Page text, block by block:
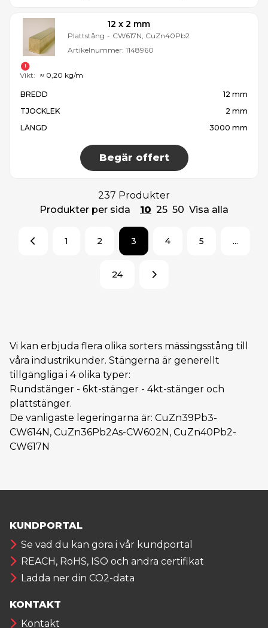
12 x 2 mm
Plattstång - CW617N, CuZn40Pb2
Artikelnummer: 1148960
BREDD
12 mm
TJOCKLEK
2 mm
LÄNGD
3000 mm
Begär offert
Vikt: ≈ 0,20 kg/m
237 Produkter
Produkter per sida
10 25 50 Visa alla
1 2 3 4 5 ...
24
Vi kan erbjuda flera olika sorters mässingsstång till
våra industrikunder. Stängerna är generellt
tillgängliga i 4 olika typer:
Rundstänger - 6kt-stänger - 4kt-stänger och
plattstänger.
De vanligaste legeringarna är: CuZn39Pb3-
CW614N, CuZn36Pb2As-CW602N, CuZn40Pb2-
CW617N
KUNDPORTAL
Se vad du kan göra i vår kundportal
REACH, RoHS, ISO och andra certifikat
Ladda ner din CO2-data
KONTAKT
Kontakt